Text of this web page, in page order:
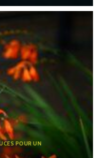
POUR UN